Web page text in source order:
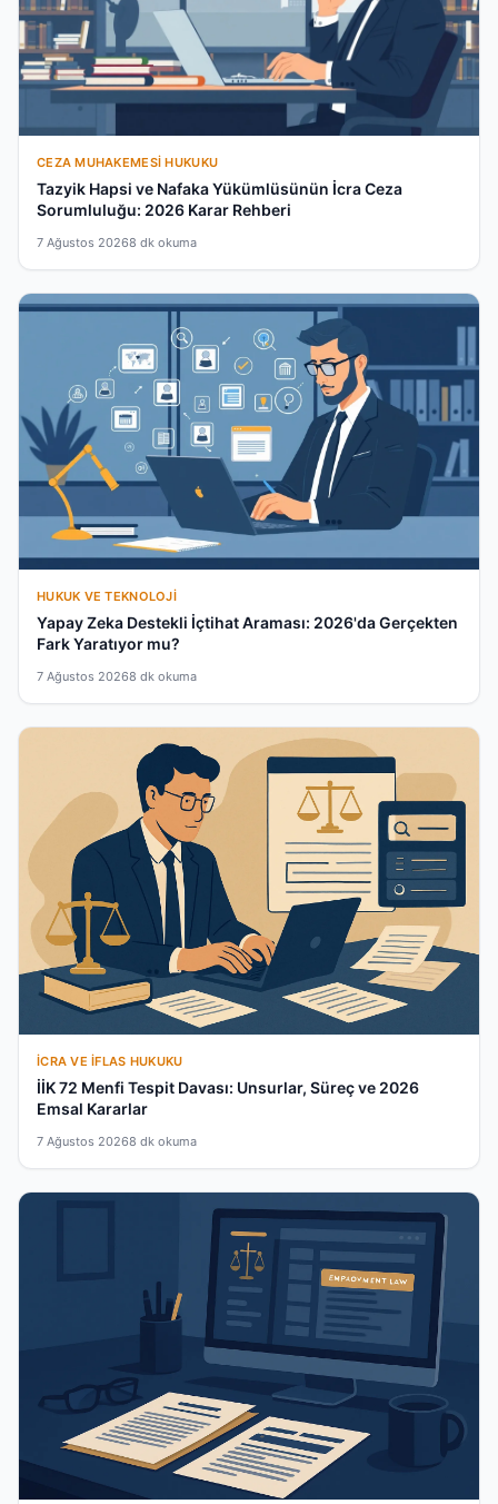
CEZA MUHAKEMESI HUKUKU
Tazyik Hapsi ve Nafaka Yükümlüsünün İcra Ceza
Sorumluluğu: 2026 Karar Rehberi
7 Ağustos 20268 dk okuma
HUKUK VE TEKNOLOJI
Yapay Zeka Destekli İçtihat Araması: 2026'da Gerçekten
Fark Yaratıyor mu?
7 Ağustos 20268 dk okuma
İCRA VE İFLAS HUKUKU
İİK 72 Menfi Tespit Davası: Unsurlar, Süreç ve 2026
Emsal Kararlar
7 Ağustos 20268 dk okuma